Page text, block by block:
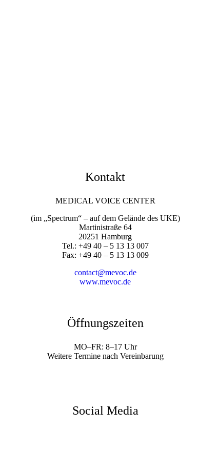
Kontakt
MEDICAL VOICE CENTER
(im „Spectrum“ – auf dem Gelände des UKE)
Martinistraße 64
20251 Hamburg
Tel.: +49 40 – 5 13 13 007
Fax: +49 40 – 5 13 13 009
contact@mevoc.de
www.mevoc.de
Öffnungszeiten
MO–FR: 8–17 Uhr
Weitere Termine nach Vereinbarung
Social Media